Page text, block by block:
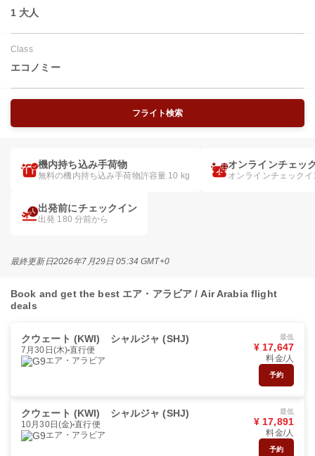
1 大人
Class
エコノミー
フライト検索
機内持ち込み手荷物
無料の機内持ち込み手荷物許容量 10 kg
オンラインチェッ
オンラインチェック
出発前にチェックイン
出発 180 分前から
最終更新日2026年7月29日 05:34 GMT+0
Book and get the best エア・アラビア / Air Arabia flight
deals
クウェート (KWI) シャルジャ (SHJ)
7月30日(木) 直行便
エア・アラビア
最低
¥ 17,647
料金/人
予約
クウェート (KWI) シャルジャ (SHJ)
10月30日(金) 直行便
エア・アラビア
最低
¥ 17,891
料金/人
予約